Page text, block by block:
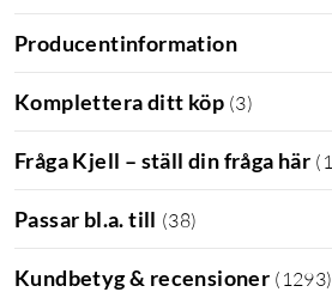
Producentinformation
Komplettera ditt köp (3)
Fråga Kjell – ställ din fråga här ( 1
Passar bl.a. till (38)
Kundbetyg & recensioner ( 1293)